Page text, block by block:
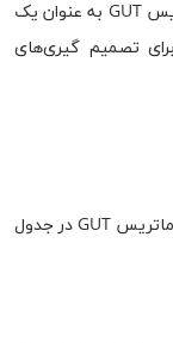
2021 تا ژانویه 2022 انجام شد. علاوه بر این، ماتریس GUT به عنوان یک
تصمیم گیری‌های
رتبه بندی با اولویت ریسک‌های شناسایی شده در ماتریس GUT در جدول